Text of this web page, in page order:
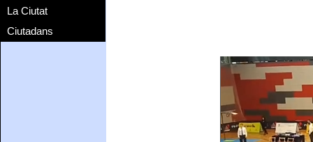
La Ciutat
Ciutadans